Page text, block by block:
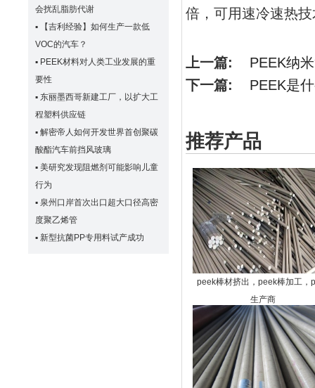
会扰乱脂肪代谢
▪
【吉利经验】如何生产一款低
VOC的汽车？
▪ PEEK材料对人类工业发展的重
要性
▪ 东丽墨西哥新建工厂，以扩大工
程塑料供应链
▪ 解密帝人如何开发世界首创聚碳
酸酯汽车前挡风玻璃
▪ 美研究发现阻燃剂可能影响儿童
行为
▪ 泉州口岸首次出口超大口径高密
度聚乙烯管
▪ 新型抗菌PP专用料试产成功
倍，可用速冷速热
上一篇: PEEK纳
下一篇: PEEK是
推荐产品
peek棒材挤出，peek棒加工，
生产商